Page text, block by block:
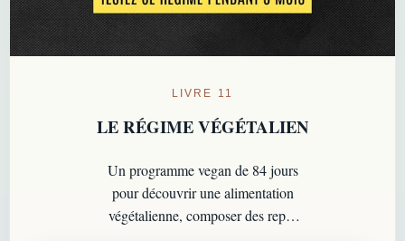
LIVRE 11
LE RÉGIME VÉGÉTALIEN
Un programme vegan de 84 jours
pour découvrir une alimentation
végétalienne, composer des repas